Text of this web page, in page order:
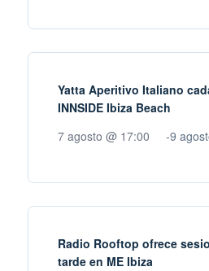
Yatta Aperitivo Italiano
INNSIDE Ibiza Beach
7 agosto @ 17:00
-9
Radio Rooftop ofrece
tarde en ME Ibiza